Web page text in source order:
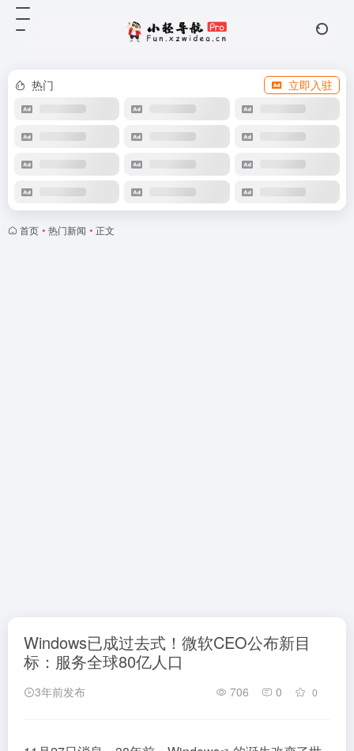
热门 立即入驻
首页 • 热门新闻 • 正文
Windows已成过去式！微软CEO公布新目
标：服务全球80亿人口
3年前发布 706 0 0